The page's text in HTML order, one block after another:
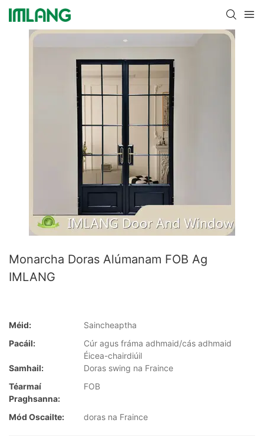
Monarcha Doras Alúmanam FOB Ag
IMLANG
Méid:
Saincheaptha
Pacáil:
Cúr agus fráma adhmaid/cás adhmaid
Éicea-chairdiúil
Samhail:
Doras swing na Fraince
Téarmaí
Praghsanna:
FOB
Mód Oscailte: doras na Fraince